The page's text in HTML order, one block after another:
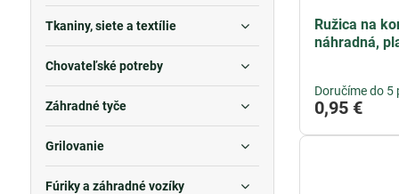
Ružica na
náhradná,
Doručíme do
0,95 €
Tkaniny, siete a textílie
Chovateľské potreby
Záhradné tyče
Grilovanie
Fúriky a záhradné vozíky